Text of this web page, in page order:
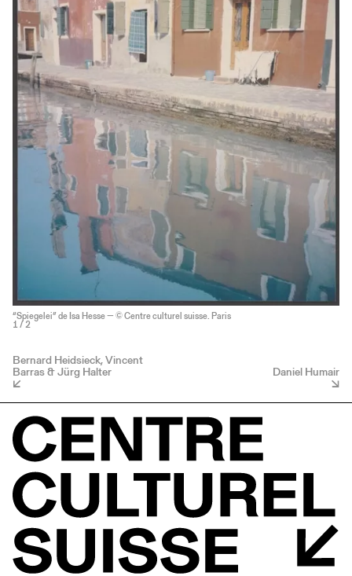
“Spiegelei” de Isa Hesse — © Centre culturel suisse. Paris
1 / 2
Bernard Heidsieck, Vincent
Barras & Jürg Halter Daniel Humair